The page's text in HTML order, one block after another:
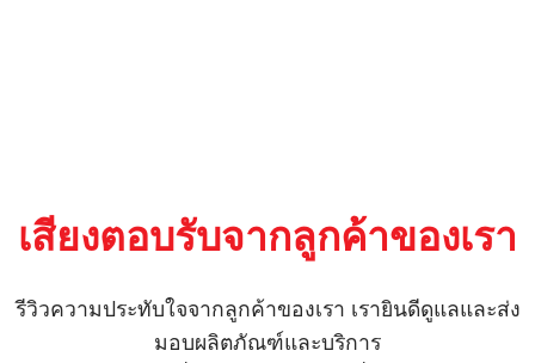
เสียงตอบรับจากลูกค้าของเรา
รีวิวความประทับใจจากลูกค้าของเรา เรายินดีดูแลและส่ง
มอบผลิตภัณฑ์และบริการ